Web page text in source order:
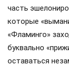
часть
которые
«Фламинго»
буквально
оставаться